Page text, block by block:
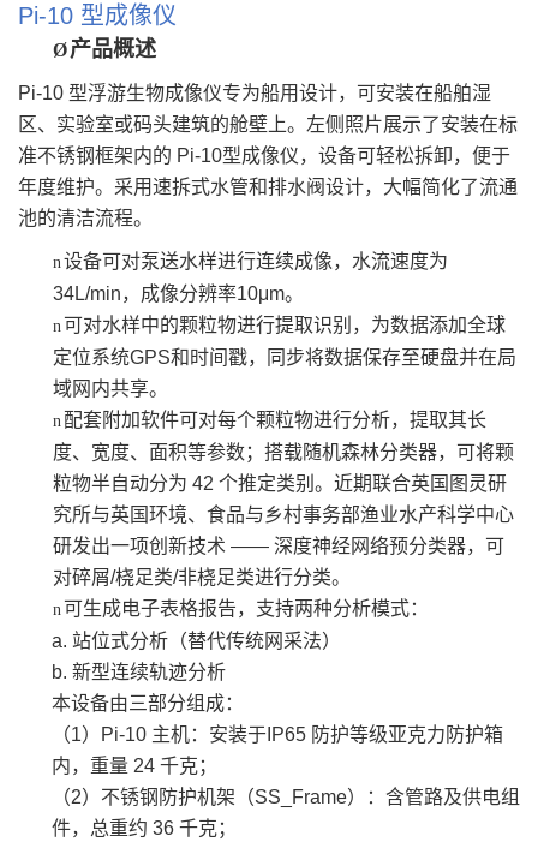
Pi-10 型成像仪
Ø产品概述
Pi-10 型浮游生物成像仪专为船用设计，可安装在船舶湿
区、实验室或码头建筑的舱壁上。左侧照片展示了安装在标
准不锈钢框架内的 Pi-10型成像仪，设备可轻松拆卸，便于
年度维护。采用速拆式水管和排水阀设计，大幅简化了流通
池的清洁流程。
n设备可对泵送水样进行连续成像，水流速度为
34L/min，成像分辨率10μm。
n 可对水样中的颗粒物进行提取识别，为数据添加全球
定位系统GPS和时间戳，同步将数据保存至硬盘并在局
域网内共享。
n 配套附加软件可对每个颗粒物进行分析，提取其长
度、宽度、面积等参数；搭载随机森林分类器，可将颗
粒物半自动分为 42 个推定类别。近期联合英国图灵研
究所与英国环境、食品与乡村事务部渔业水产科学中心
研发出一项创新技术 —— 深度神经网络预分类器，可
对碎屑/桡足类/非桡足类进行分类。
n 可生成电子表格报告，支持两种分析模式：
a. 站位式分析（替代传统网采法）
b. 新型连续轨迹分析
本设备由三部分组成：
（1）Pi-10 主机：安装于IP65 防护等级亚克力防护箱
内，重量 24 千克；
（2）不锈钢防护机架（SS_Frame）：含管路及供电组
件，总重约 36 千克；